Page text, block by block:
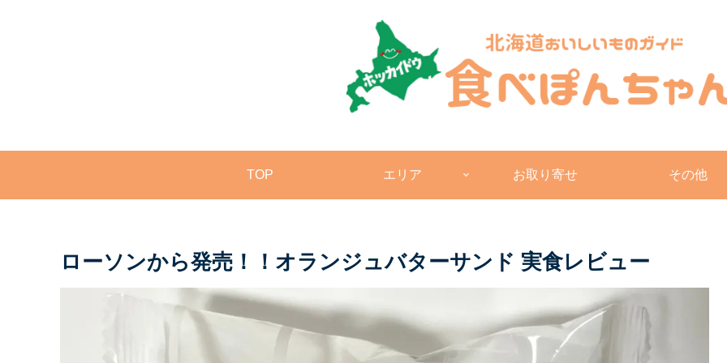
TOP エリア お取り寄せ その他
ローソンから発売！！オランジュバターサンド 実食レビュー